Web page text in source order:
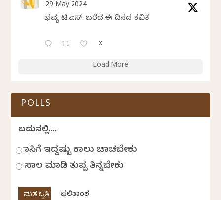
29 May 2024
ಭವ್ಯ ಟಿ.ಎಸ್. ಬರೆದ ಈ ದಿನದ ಕವಿತೆ
X
Load More
POLLS
ಬದುಕಿನಲ್ಲಿ....
ಹಾಸಿಗೆ ಇದ್ದಷ್ಟು ಕಾಲು ಚಾಚಬೇಕು
ಸಾಲ ಮಾಡಿ ತುಪ್ಪ ತಿನ್ನಬೇಕು
ಫಲಿತಾಂಶ